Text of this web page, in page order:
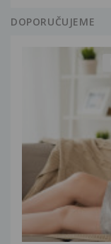
DOPORUČUJEME